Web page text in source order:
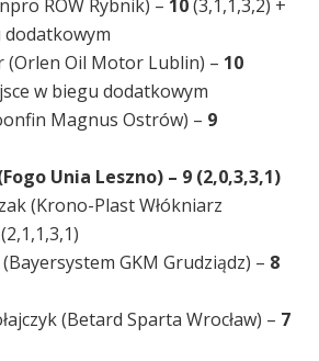
ROW Rybnik) – 10(3,1,1,3,2) +
dodatkowym
(Orlen Oil Motor Lublin) – 10
w biegu dodatkowym
Magnus Ostrów) – 9
Unia Leszno) – 9 (2,0,3,3,1)
(Krono-Plast Włókniarz
(2,1,1,3,1)
GKM Grudziądz) – 8
(Betard Sparta Wrocław) – 7